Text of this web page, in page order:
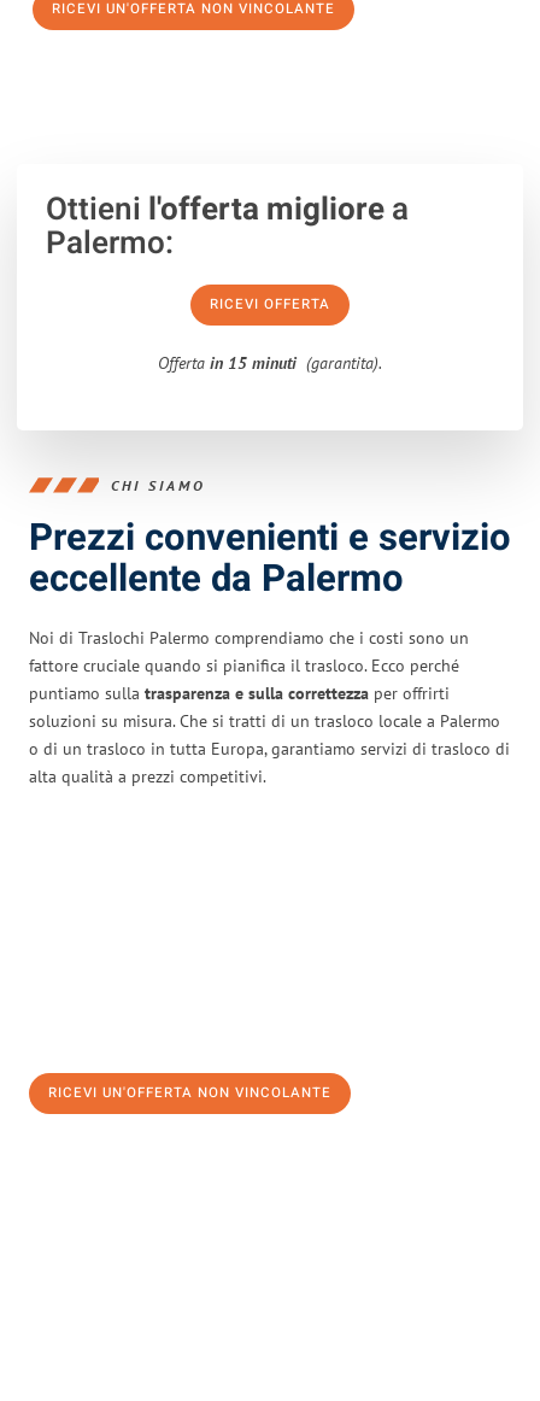
RICEVI UN'OFFERTA NON VINCOLANTE
Ottieni l'offerta migliorea
Palermo:
RICEVI OFFERTA
Offerta in 15 minuti (garantita).
CHI SIAMO
Prezzi convenienti e servizio
eccellente da Palermo
Noi di Traslochi Palermo comprendiamo che i costi sono un
fattore cruciale quando si pianifica il trasloco. Ecco perché
puntiamo sulla trasparenza e sulla correttezza per offrirti
soluzioni su misura. Che si tratti di un trasloco locale a Palermo
o di un trasloco in tutta Europa, garantiamo servizi di trasloco di
alta qualità a prezzi competitivi.
RICEVI UN'OFFERTA NON VINCOLANTE